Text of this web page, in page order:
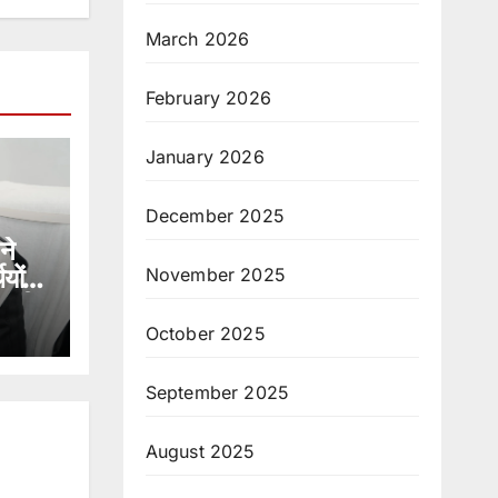
के
March 2026
February 2026
January 2026
December 2025
November 2025
October 2025
September 2025
August 2025